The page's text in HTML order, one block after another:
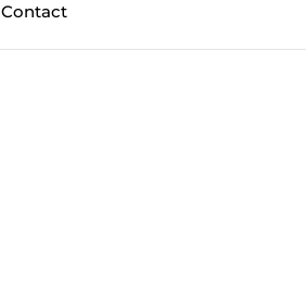
Contact